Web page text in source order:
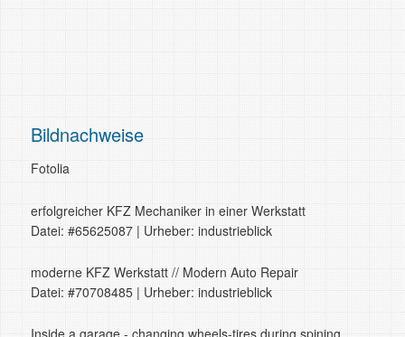
Bildnachweise
Fotolia
erfolgreicher KFZ Mechaniker in einer Werkstatt
Datei: #65625087 | Urheber: industrieblick
moderne KFZ Werkstatt // Modern Auto Repair
Datei: #70708485 | Urheber: industrieblick